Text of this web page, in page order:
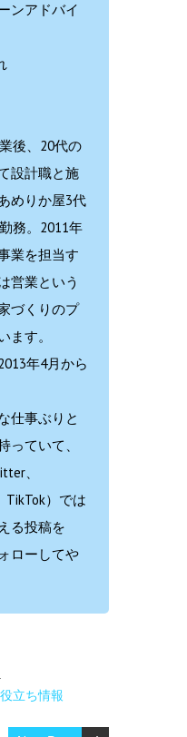
ンアドバイ
後、20代の
設計職と施
めりか屋3代
務。2011年
業を担当す
営業という
づくりのプ
ます。
年4月から
仕事ぶりと
っていて、
、
TikTok）では
る投稿を
ローしてや
立ち情報